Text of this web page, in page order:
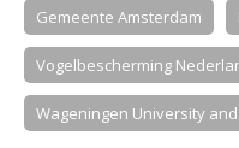
Gemeente Amsterdam
Vogelbescherming
Wageningen University